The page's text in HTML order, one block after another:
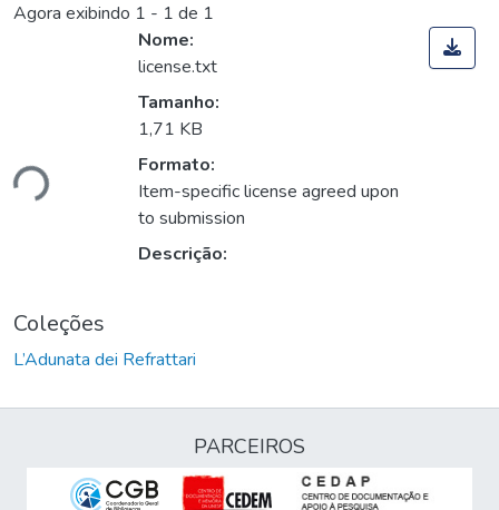
Agora exibindo 1 - 1 de 1
Nome:
license.txt
Tamanho:
1,71 KB
Formato:
Item-specific license agreed upon
to submission
Descrição:
Coleções
L’Adunata dei Refrattari
PARCEIROS